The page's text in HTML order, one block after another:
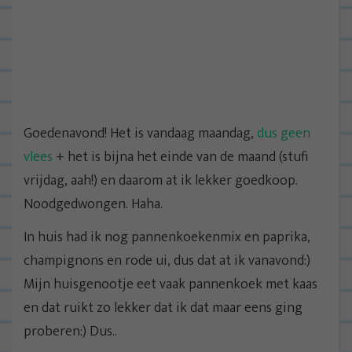
Goedenavond! Het is vandaag maandag, dus geen
vlees + het is bijna het einde van de maand (stufi
vrijdag, aah!) en daarom at ik lekker goedkoop.
Noodgedwongen. Haha.
In huis had ik nog pannenkoekenmix en paprika,
champignons en rode ui, dus dat at ik vanavond:)
Mijn huisgenootje eet vaak pannenkoek met kaas
en dat ruikt zo lekker dat ik dat maar eens ging
proberen:) Dus..